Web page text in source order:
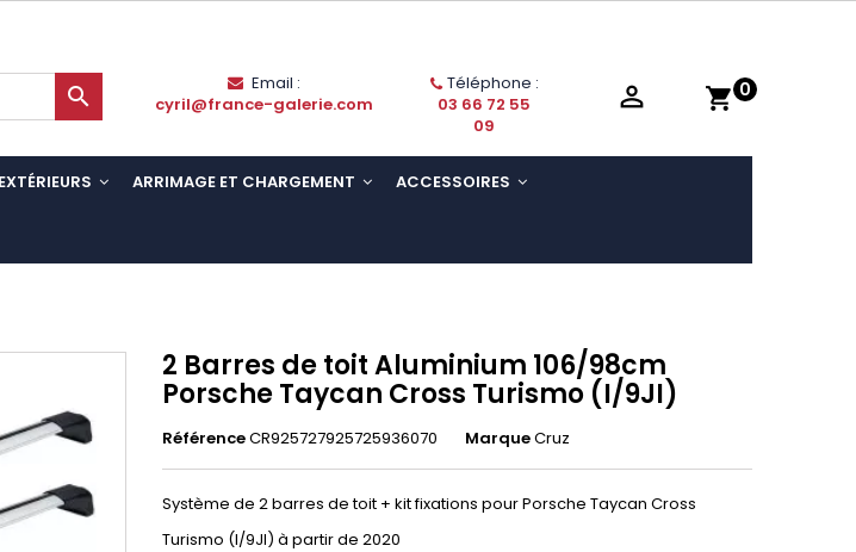
shopping_cart 0

Email :
cyril@france-galerie.com
Téléphone :
03 66 72 55
09

ARRIMAGE ET CHARGEMENT ACCESSOIRES
2 Barres de toit Aluminium 106/98cm
Porsche Taycan Cross Turismo (I/9JI)
RéférenceCR925727925725936070 MarqueCruz
Système de 2 barres de toit + kit fixations pour Porsche Taycan Cross
Turismo (I/9JI) à partir de 2020